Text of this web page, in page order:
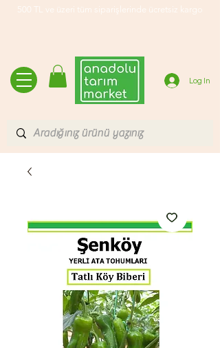
500 TL ve üzeri tüm siparişlerinde ücretsiz kargo
Log In